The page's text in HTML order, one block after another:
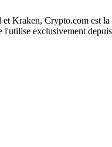
Kraken, Crypto.com est la
l'utilise exclusivement depuis